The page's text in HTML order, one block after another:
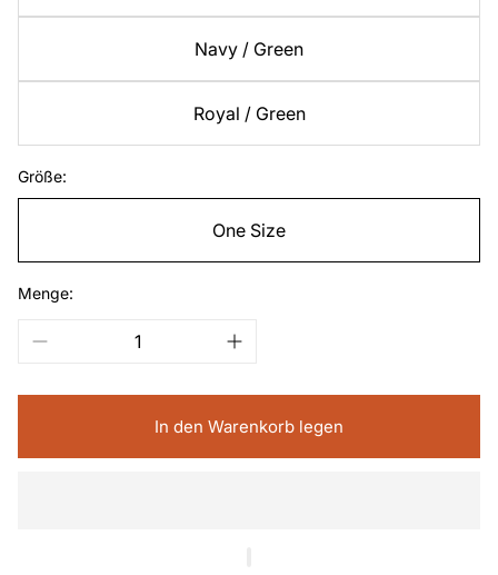
Navy / Green
Royal / Green
Größe:
One Size
Menge:
In den Warenkorb legen